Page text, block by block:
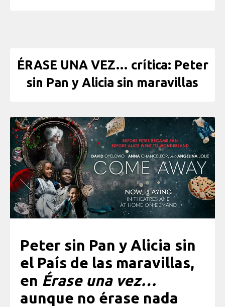
ÉRASE UNA VEZ… crítica: Peter
sin Pan y Alicia sin maravillas
Peter sin Pan y Alicia sin
el País de las maravillas,
en Érase una vez…
aunque no érase nada